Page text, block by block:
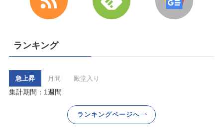
ランキング
急上昇 月間 殿堂入り
集計期間：1週間
ランキングページへ